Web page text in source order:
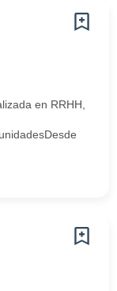
en RRHH,